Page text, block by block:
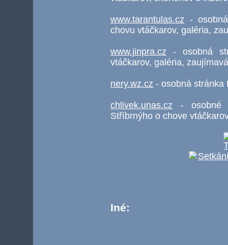
www.tarantulas.cz -
chovu vtáčkarov, galéria,
www.jinpra.cz - osobná
vtáčkarov, galéria,
nery.wz.cz - osobná stránka
chlivek.unas.cz - osobné
Stříbrnýho o chove
Iné: